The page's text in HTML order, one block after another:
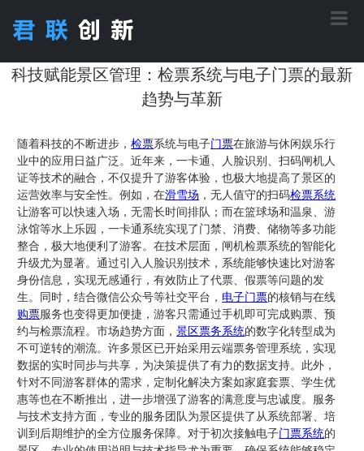
首页
应用方案
产品中心
工程案例
关于君联
科技赋能景区管理：检票系统与电子门票的最新
趋势与革新
随着科技的不断进步，检票系统与电子门票在旅游与休闲娱乐行
业中的应用日益广泛。近年来，一卡通、人脸识别、扫码闸机人
证等技术的融合，不仅提升了游客体验，也极大地提高了景区的
运营效率与安全性。例如，在滑雪场 ，无人值守的扫码检票系统
让游客可以快速入场，无需长时间排队；而在篮球场和温泉、游
泳馆等水上乐园，一卡通系统实现了门禁、消费、储物等多功能
整合，极大地便利了游客。在技术层面，闸机检票系统的智能化
升级尤为显著。通过引入人脸识别技术，系统能够快速比对游客
身份信息，实现无感通行，有效防止了代票、假票等问题的发
生。同时，结合微信公众号等社交平台， 电子门票的核销与在线
购票服务也变得更加便捷，游客只需通过手机即可完成购票、预
约与检票流程。市场趋势方面，景区 票务系统的数字化转型成为
不可逆转的潮流。许多景区已开始采用云端票务管理系统，实现
数据的实时同步与共享，为决策提供了有力的数据支持。此外，
针对不同游客群体的需求，定制化解决方案如家庭套票、学生优
惠等也在不断推出，进一步增强了游客的满意度与忠诚度。服务
与技术支持方面，专业的服务团队为景区提供了从系统部署、培
训到后期维护的全方位服务保障。对于初次接触电子门票系统的